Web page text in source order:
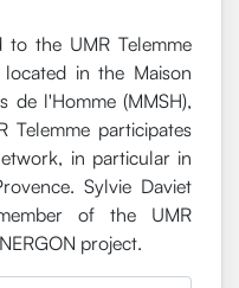
the UMR Telemme
in the Maison
de l'Homme (MMSH),
Telemme participates
in particular in
Sylvie Daviet
of the UMR
project.